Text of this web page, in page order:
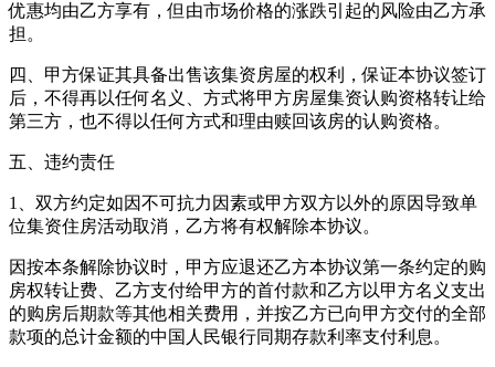
优惠均由乙方享有，但由市场价格的涨跌引起的风险由乙方承
担。
四、甲方保证其具备出售该集资房屋的权利，保证本协议签订
后，不得再以任何名义、方式将甲方房屋集资认购资格转让给
第三方，也不得以任何方式和理由赎回该房的认购资格。
五、违约责任
1、双方约定如因不可抗力因素或甲方双方以外的原因导致单
位集资住房活动取消，乙方将有权解除本协议。
因按本条解除协议时，甲方应退还乙方本协议第一条约定的购
房权转让费、乙方支付给甲方的首付款和乙方以甲方名义支出
的购房后期款等其他相关费用，并按乙方已向甲方交付的全部
款项的总计金额的中国人民银行同期存款利率支付利息。